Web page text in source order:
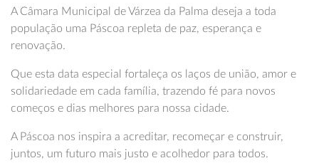
A Câmara Municipal de Várzea da Palma deseja a toda
população uma Páscoa repleta de paz, esperança e
renovação.
Que esta data especial fortaleça os laços de união, amor e
solidariedade em cada família, trazendo fé para novos
começos e dias melhores para nossa cidade.
A Páscoa nos inspira a acreditar, recomeçar e construir,
juntos, um futuro mais justo e acolhedor para todos.